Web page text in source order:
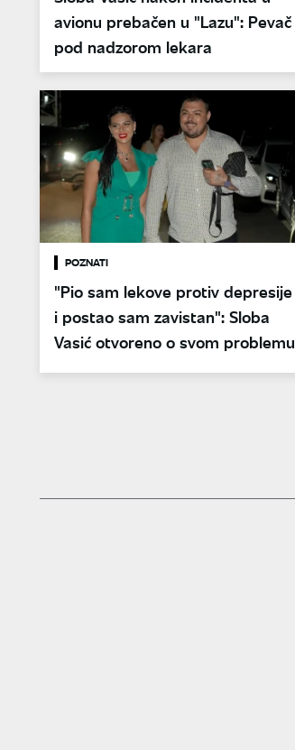
avionu prebačen u "Lazu": Pevač
pod nadzorom lekara
POZNATI
"Pio sam lekove protiv depresije
i postao sam zavistan": Sloba
Vasić otvoreno o svom problemu